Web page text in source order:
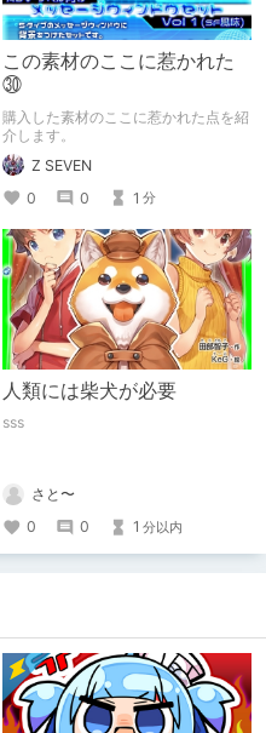
この素材のここに惹かれた
㉚
購入した素材のここに惹かれた点を紹
介します。
Z SEVEN
0
0 1 分
人類には柴犬が必要
sss
さと〜
0
0 1 分以内